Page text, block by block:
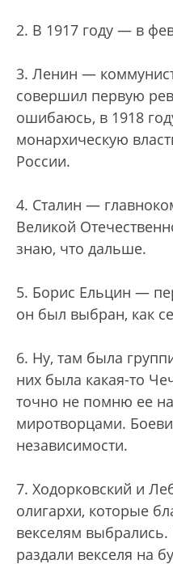
2. В 1917 году — в
3. Ленин —
совершил первую
ошибаюсь, в 1918
монархическую
России.
4. Сталин —
Великой
знаю, что дальше.
5. Борис Ельцин —
он был выбран, как
6. Ну, там была
них была какая-то
точно не помню ее
миротворцами.
независимости.
7. Ходорковский и
олигархи, которые
векселям выбрались.
раздали векселя на